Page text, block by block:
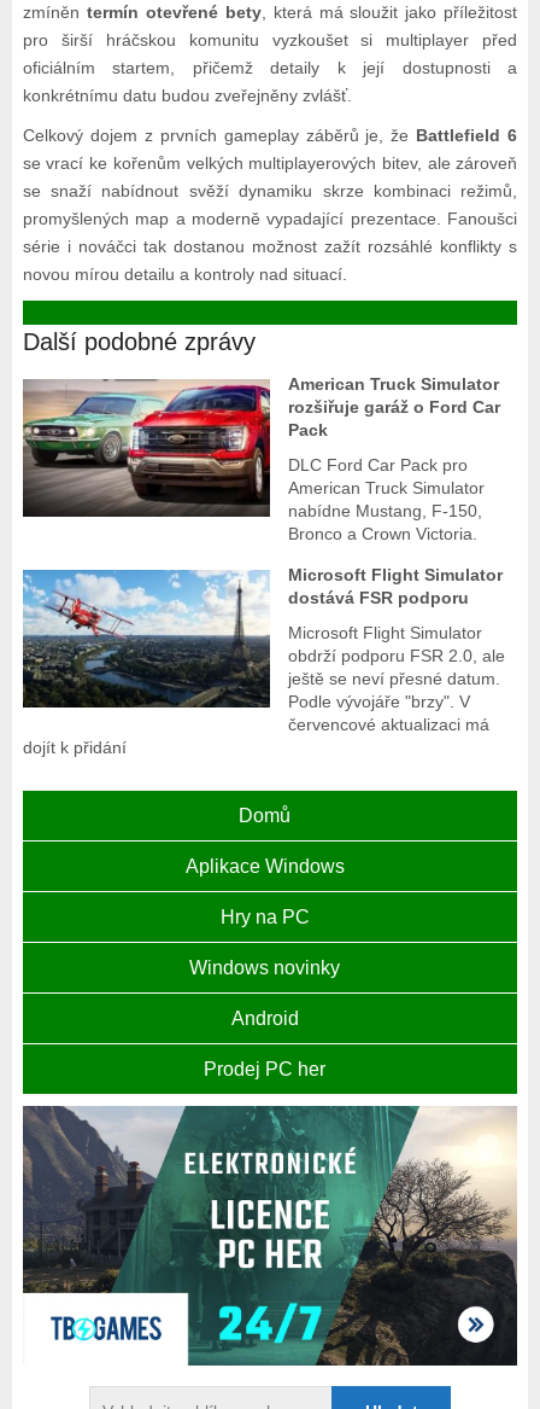
zmíněn termín otevřené bety, která má sloužit jako příležitost
pro širší hráčskou komunitu vyzkoušet si multiplayer před
oficiálním startem, přičemž detaily k její dostupnosti a
konkrétnímu datu budou zveřejněny zvlášť.
Celkový dojem z prvních gameplay záběrů je, že Battlefield 6
se vrací ke kořenům velkých multiplayerových bitev, ale zároveň
se snaží nabídnout svěží dynamiku skrze kombinaci režimů,
promyšlených map a moderně vypadající prezentace. Fanoušci
série i nováčci tak dostanou možnost zažít rozsáhlé konflikty s
novou mírou detailu a kontroly nad situací.
Další podobné zprávy
American Truck Simulator
rozšiřuje garáž o Ford Car
Pack
DLC Ford Car Pack pro
American Truck Simulator
nabídne Mustang, F‑150,
Bronco a Crown Victoria.
Microsoft Flight Simulator
dostává FSR podporu
Microsoft Flight Simulator
obdrží podporu FSR 2.0, ale
ještě se neví přesné datum.
Podle vývojáře "brzy". V
červencové aktualizaci má
dojít k přidání
Domů
Aplikace Windows
Hry na PC
Windows novinky
Android
Prodej PC her